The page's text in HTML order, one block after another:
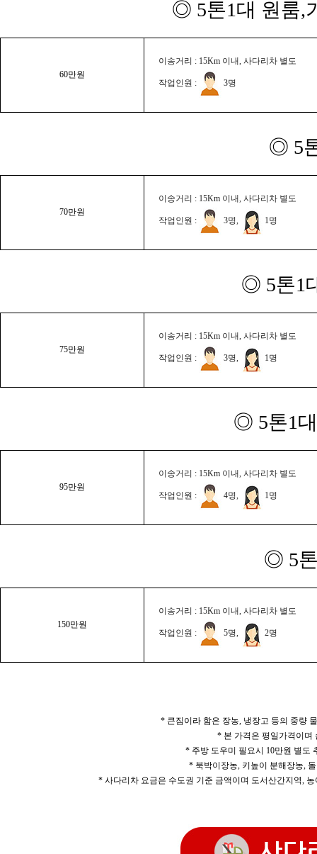
◎ 5톤1대 원룸,
60만원
이송거리 : 15Km 이내, 사다리차 별도
작업인원 : 3명
◎ 5
70만원
이송거리 : 15Km 이내, 사다리차 별도
작업인원 : 3명, 1명
◎ 5톤1
75만원
이송거리 : 15Km 이내, 사다리차 별도
작업인원 : 3명, 1명
◎ 5톤1
95만원
이송거리 : 15Km 이내, 사다리차 별도
작업인원 : 4명, 1명
◎ 5
150만원
이송거리 : 15Km 이내, 사다리차 별도
작업인원 : 5명, 2명
* 큰짐이라 함은 장농, 냉장고 등의 중량
* 본 가격은 평일가격이며
* 주방 도우미 필요시 10만원 별도
* 북박이장농, 키높이 분해장농,
* 사다리차 요금은 수도권 기준 금액이며 도서산간지역,